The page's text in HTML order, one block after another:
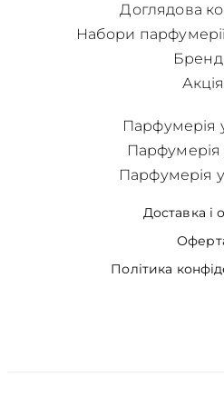
Доглядова
Набори
Акція
Доставка і
Політика
Парфумерія
Парфумерія
Парфумерія